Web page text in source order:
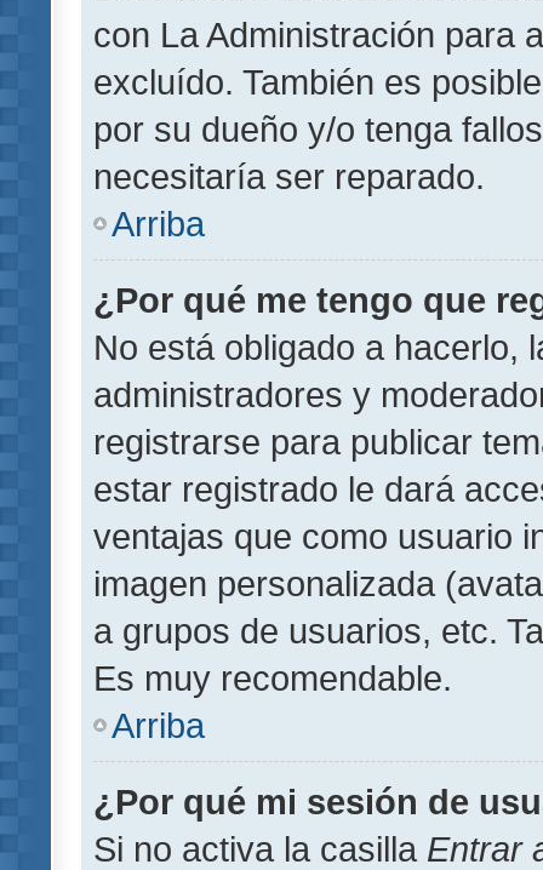
con La Administración para
excluído. También es
por su dueño y/o tenga
necesitaría ser reparado.
Arriba
¿Por qué me tengo que
No está obligado a hacerlo,
administradores y
registrarse para publicar
estar registrado le dará
ventajas que como usuario
imagen personalizada
a grupos de usuarios, etc.
Es muy recomendable.
Arriba
¿Por qué mi sesión de
Si no activa la casilla Entrar